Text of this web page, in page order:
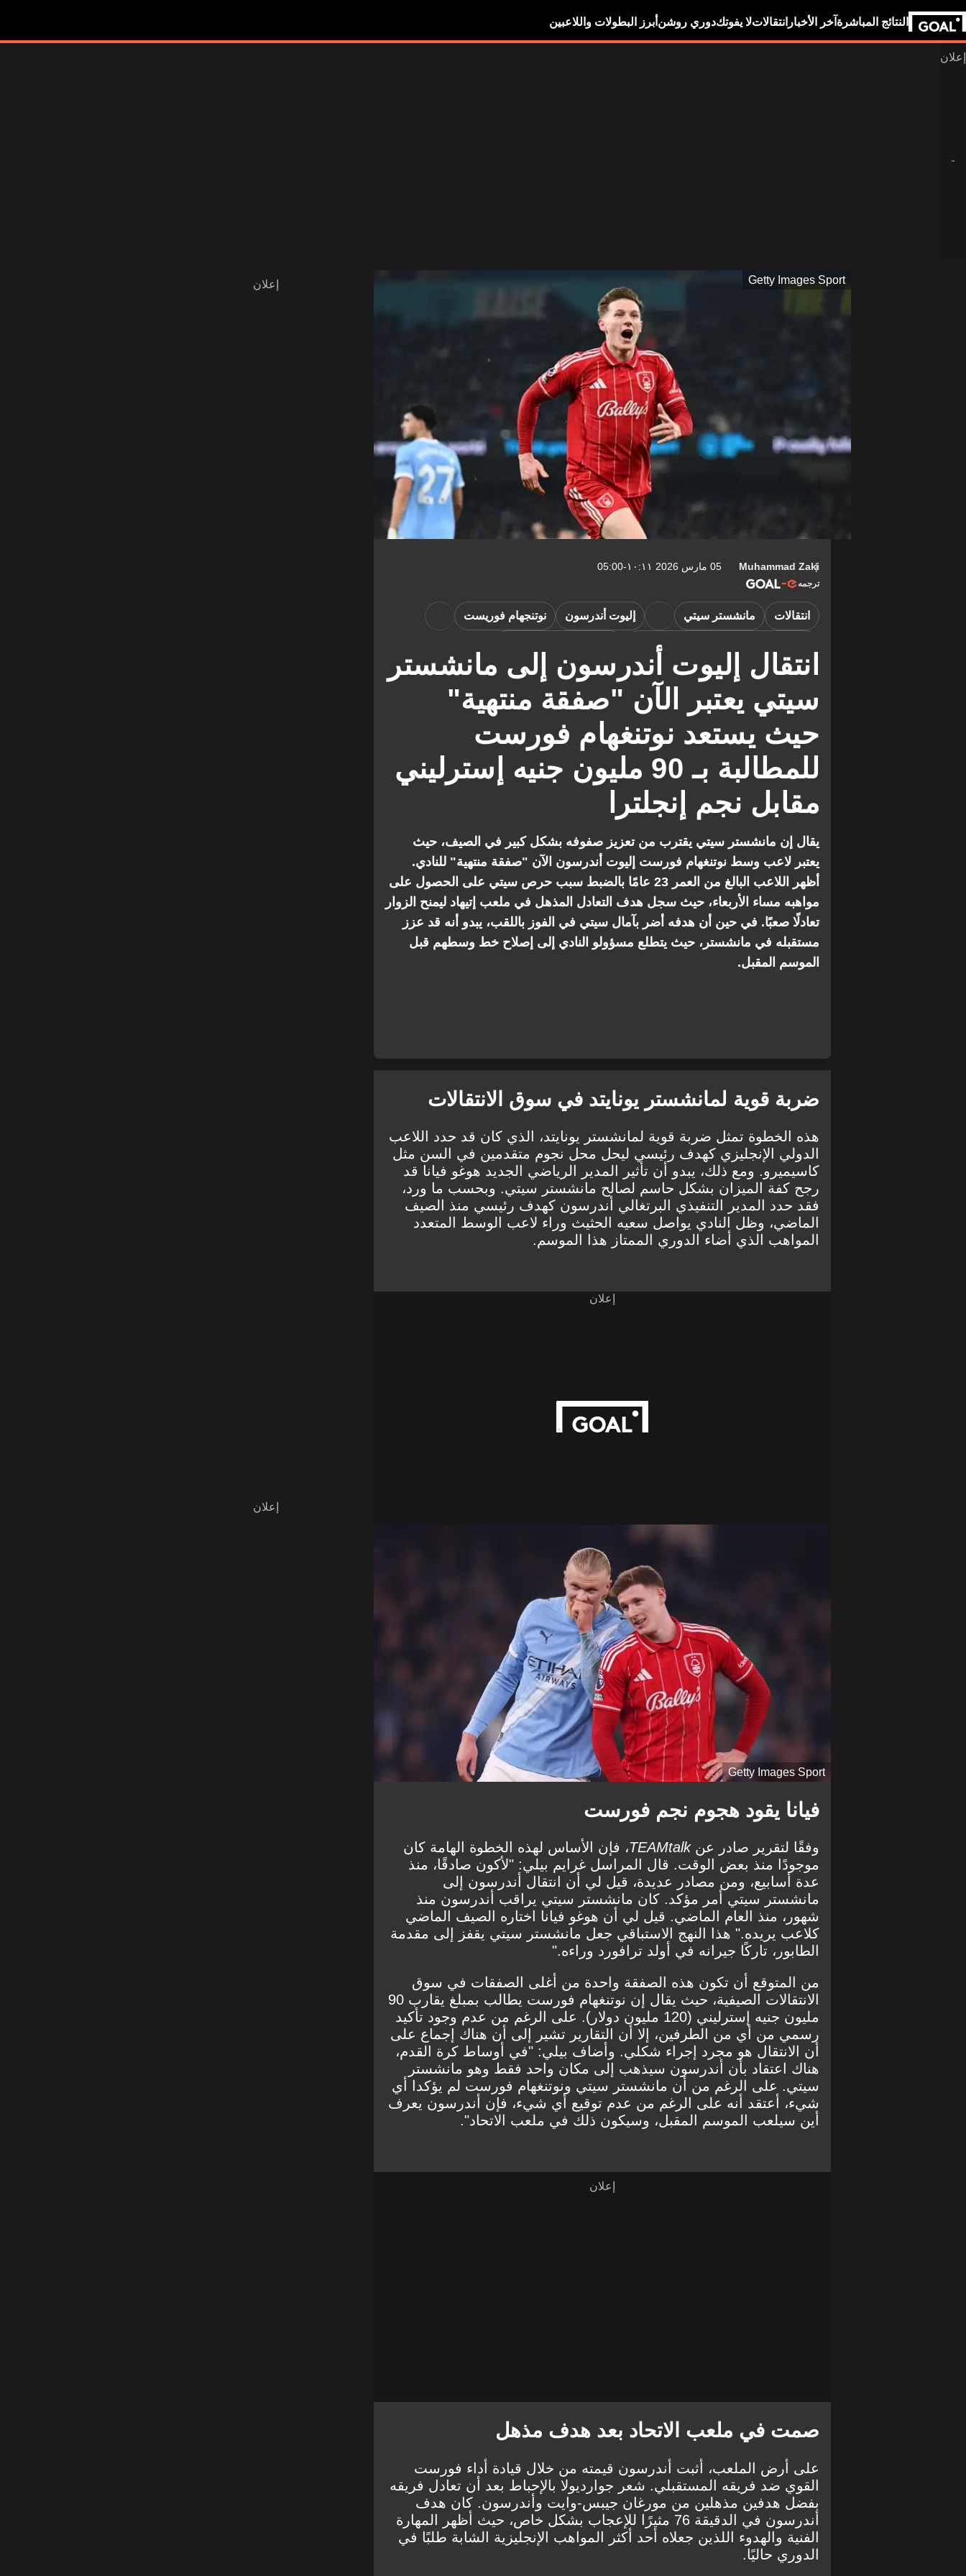
النتائج المباشرة آخر الأخبار انتقالاتلا يفوتكدوري روشن أبرز البطولات واللاعبين
Getty Images Sport
Muhammad Zaki 05 مارس 2026 ١٠:١١-05:00
ترجمه
انتقال إليوت أندرسون إلى مانشستر
سيتي يعتبر الآن "صفقة منتهية"
حيث يستعد نوتنغهام فورست
للمطالبة بـ 90 مليون جنيه إسترليني
مقابل نجم إنجلترا
انتقالات مانشستر سيتي إليوت أندرسون نوتنجهام فوريست
مانشستر سيتي ضد نوتنجهام فوريست
يقال إن مانشستر سيتي يقترب من تعزيز صفوفه بشكل كبير في الصيف، حيث
يعتبر لاعب وسط نوتنغهام فورست إليوت أندرسون الآن "صفقة منتهية" للنادي.
أظهر اللاعب البالغ من العمر 23 عامًا بالضبط سبب حرص سيتي على الحصول على
مواهبه مساء الأربعاء، حيث سجل هدف التعادل المذهل في ملعب إتيهاد ليمنح الزوار
تعادلًا صعبًا. في حين أن هدفه أضر بآمال سيتي في الفوز باللقب، يبدو أنه قد عزز
مستقبله في مانشستر، حيث يتطلع مسؤولو النادي إلى إصلاح خط وسطهم قبل
الموسم المقبل.
ضربة قوية لمانشستر يونايتد في سوق الانتقالات
هذه الخطوة تمثل ضربة قوية لمانشستر يونايتد، الذي كان قد حدد اللاعب
الدولي الإنجليزي كهدف رئيسي ليحل محل نجوم متقدمين في السن مثل
كاسيميرو. ومع ذلك، يبدو أن تأثير المدير الرياضي الجديد هوغو فيانا قد
رجح كفة الميزان بشكل حاسم لصالح مانشستر سيتي. وبحسب ما ورد،
فقد حدد المدير التنفيذي البرتغالي أندرسون كهدف رئيسي منذ الصيف
الماضي، وظل النادي يواصل سعيه الحثيث وراء لاعب الوسط المتعدد
المواهب الذي أضاء الدوري الممتاز هذا الموسم.
إعلان
Getty Images Sport
فيانا يقود هجوم نجم فورست
وفقًا لتقرير صادر عنTEAMtalk، فإن الأساس لهذه الخطوة الهامة كان
موجودًا منذ بعض الوقت. قال المراسل غرايم بيلي: "لأكون صادقًا، منذ
عدة أسابيع، ومن مصادر عديدة، قيل لي أن انتقال أندرسون إلى
مانشستر سيتي أمر مؤكد. كان مانشستر سيتي يراقب أندرسون منذ
شهور، منذ العام الماضي. قيل لي أن هوغو فيانا اختاره الصيف الماضي
كلاعب يريده." هذا النهج الاستباقي جعل مانشستر سيتي يقفز إلى مقدمة
الطابور، تاركًا جيرانه في أولد ترافورد وراءه."
من المتوقع أن تكون هذه الصفقة واحدة من أغلى الصفقات في سوق
الانتقالات الصيفية، حيث يقال إن نوتنغهام فورست يطالب بمبلغ يقارب 90
مليون جنيه إسترليني (120 مليون دولار). على الرغم من عدم وجود تأكيد
رسمي من أي من الطرفين، إلا أن التقارير تشير إلى أن هناك إجماع على
أن الانتقال هو مجرد إجراء شكلي. وأضاف بيلي: "في أوساط كرة القدم،
هناك اعتقاد بأن أندرسون سيذهب إلى مكان واحد فقط وهو مانشستر
سيتي. على الرغم من أن مانشستر سيتي ونوتنغهام فورست لم يؤكدا أي
شيء، أعتقد أنه على الرغم من عدم توقيع أي شيء، فإن أندرسون يعرف
أين سيلعب الموسم المقبل، وسيكون ذلك في ملعب الاتحاد".
صمت في ملعب الاتحاد بعد هدف مذهل
على أرض الملعب، أثبت أندرسون قيمته من خلال قيادة أداء فورست
القوي ضد فريقه المستقبلي. شعر جوارديولا بالإحباط بعد أن تعادل فريقه
بفضل هدفين مذهلين من مورغان جيبس-وايت وأندرسون. كان هدف
أندرسون في الدقيقة 76 مثيرًا للإعجاب بشكل خاص، حيث أظهر المهارة
الفنية والهدوء اللذين جعلاه أحد أكثر المواهب الإنجليزية الشابة طلبًا في
الدوري حاليًا.